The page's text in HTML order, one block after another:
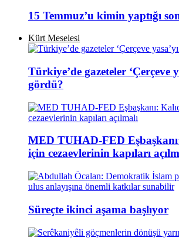
15 Temmuz’u kimin yaptığı
Kürt Meselesi
Türkiye’de gazeteler ‘Çerçeve
gördü?
MED TUHAD-FED Eşbaşkanı:
için cezaevlerinin kapıları
Süreçte ikinci aşama başlıyor